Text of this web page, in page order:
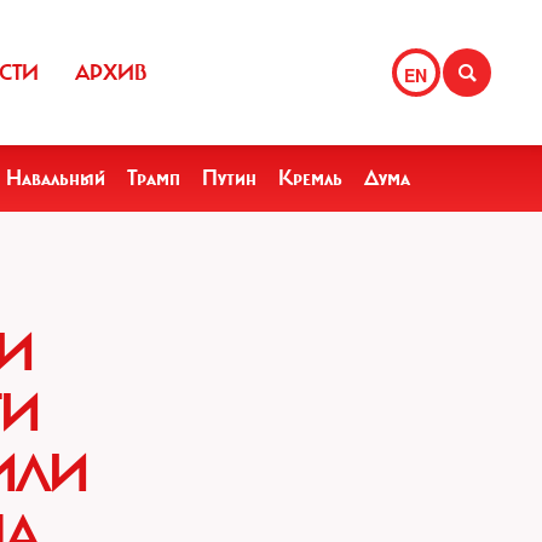
EN
АРХИВ
Навальный Трамп Путин Кремль Дума